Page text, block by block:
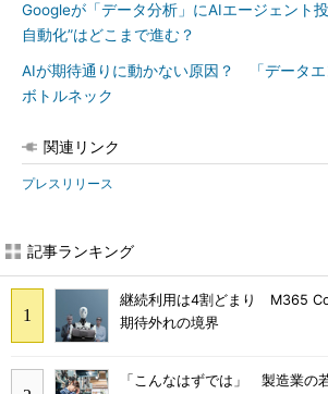
Googleが「データ分析」にAIエージェント
自動化”はどこまで進む？
AIが期待通りに動かない原因？ 「データ
ボトルネック
関連リンク
プレスリリース
記事ランキング
継続利用は4割どまり M365
期待外れの境界
「こんなはずでは」 製造業の